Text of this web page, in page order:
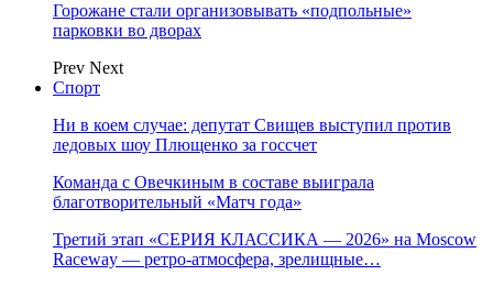
Горожане стали организовывать «подпольные»
парковки во дворах
Prev Next
Спорт
Ни в коем случае: депутат Свищев выступил против
ледовых шоу Плющенко за госсчет
Команда с Овечкиным в составе выиграла
благотворительный «Матч года»
Третий этап «СЕРИЯ КЛАССИКА — 2026» на Moscow
Raceway — ретро‑атмосфера, зрелищные…